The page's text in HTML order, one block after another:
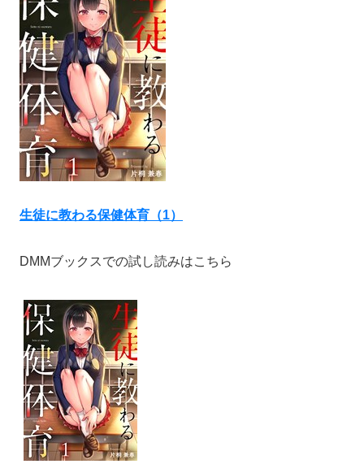
生徒に教わる保健体育（1）
DMMブックスでの試し読みはこちら